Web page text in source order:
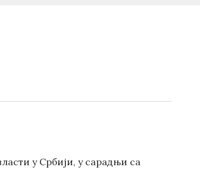
у Србији, у сарадњи са